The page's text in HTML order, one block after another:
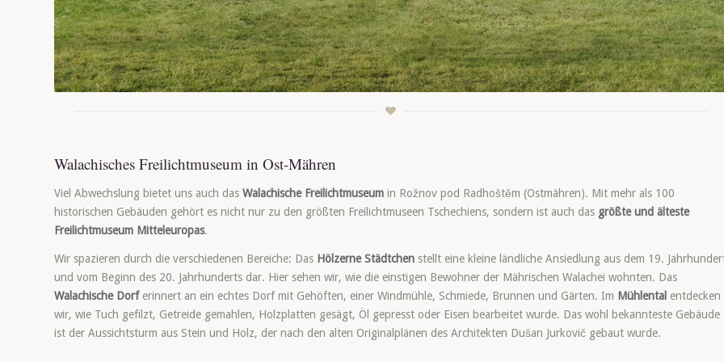
Walachisches Freilichtmuseum in Ost-Mähren
Viel Abwechslung bietet uns auch das Walachische Freilichtmuseum in Rožnov pod Radhoštěm (Ostmähren). Mit mehr als 100
historischen Gebäuden gehört es nicht nur zu den größten Freilichtmuseen Tschechiens, sondern ist auch das größte und älteste
Freilichtmuseum Mitteleuropas.
Wir spazieren durch die verschiedenen Bereiche: Das Hölzerne Städtchen stellt eine kleine ländliche Ansiedlung aus dem 19.
und vom Beginn des 20. Jahrhunderts dar. Hier sehen wir, wie die einstigen Bewohner der Mährischen Walachei wohnten. Das
Walachische Dorferinnert an ein echtes Dorf mit Gehöften, einer Windmühle, Schmiede, Brunnen und Gärten. Im Mühlental entdecken
wir, wie Tuch gefilzt, Getreide gemahlen, Holzplatten gesägt, Öl gepresst oder Eisen bearbeitet wurde. Das wohl bekannteste Gebäude
ist der Aussichtsturm aus Stein und Holz, der nach den alten Originalplänen des Architekten Dušan Jurkovič gebaut wurde.